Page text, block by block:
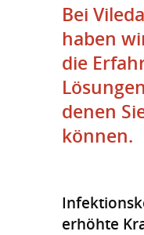
Bei
haben
die
denen
können.
erhöhte